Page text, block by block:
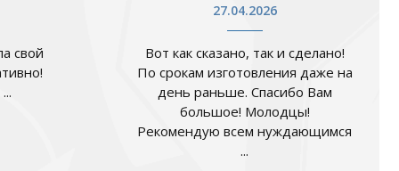
свой
27.04.2026
Вот как сказано, так и сделано!
По срокам изготовления даже на
день раньше. Спасибо Вам
большое! Молодцы!
Рекомендую всем нуждающимся
...